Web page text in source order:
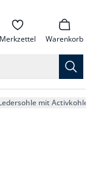
Merkzettel Warenkorb
mit Activkohle